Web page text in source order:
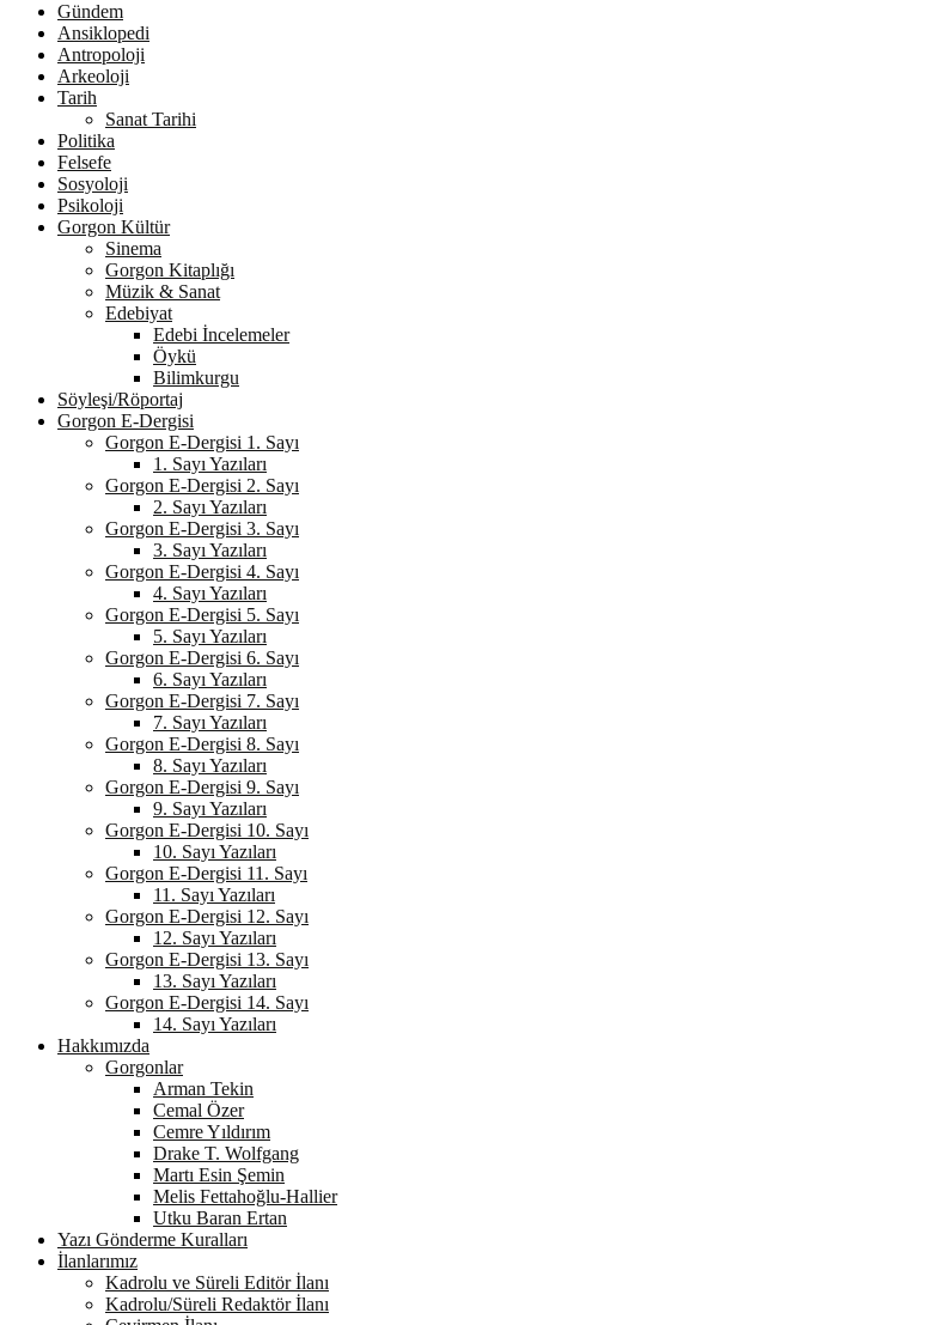
Gündem
Ansiklopedi
Antropoloji
Arkeoloji
Tarih
Sanat Tarihi
Politika
Felsefe
Sosyoloji
Psikoloji
Gorgon Kültür
Sinema
Gorgon Kitaplığı
Müzik & Sanat
Edebiyat
Edebi İncelemeler
Öykü
Bilimkurgu
Söyleşi/Röportaj
Gorgon E-Dergisi
Gorgon E-Dergisi 1. Sayı
1. Sayı Yazıları
Gorgon E-Dergisi 2. Sayı
2. Sayı Yazıları
Gorgon E-Dergisi 3. Sayı
3. Sayı Yazıları
Gorgon E-Dergisi 4. Sayı
4. Sayı Yazıları
Gorgon E-Dergisi 5. Sayı
5. Sayı Yazıları
Gorgon E-Dergisi 6. Sayı
6. Sayı Yazıları
Gorgon E-Dergisi 7. Sayı
7. Sayı Yazıları
Gorgon E-Dergisi 8. Sayı
8. Sayı Yazıları
Gorgon E-Dergisi 9. Sayı
9. Sayı Yazıları
Gorgon E-Dergisi 10. Sayı
10. Sayı Yazıları
Gorgon E-Dergisi 11. Sayı
11. Sayı Yazıları
Gorgon E-Dergisi 12. Sayı
12. Sayı Yazıları
Gorgon E-Dergisi 13. Sayı
13. Sayı Yazıları
Gorgon E-Dergisi 14. Sayı
14. Sayı Yazıları
Hakkımızda
Gorgonlar
Arman Tekin
Cemal Özer
Cemre Yıldırım
Drake T. Wolfgang
Martı Esin Şemin
Melis Fettahoğlu-Hallier
Utku Baran Ertan
Yazı Gönderme Kuralları
İlanlarımız
Kadrolu ve Süreli Editör İlanı
Kadrolu/Süreli Redaktör İlanı